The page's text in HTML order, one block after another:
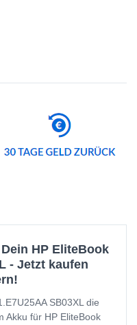
HP EliteBook
- Jetzt kaufen
SB03XL die
Akku für HP EliteBook